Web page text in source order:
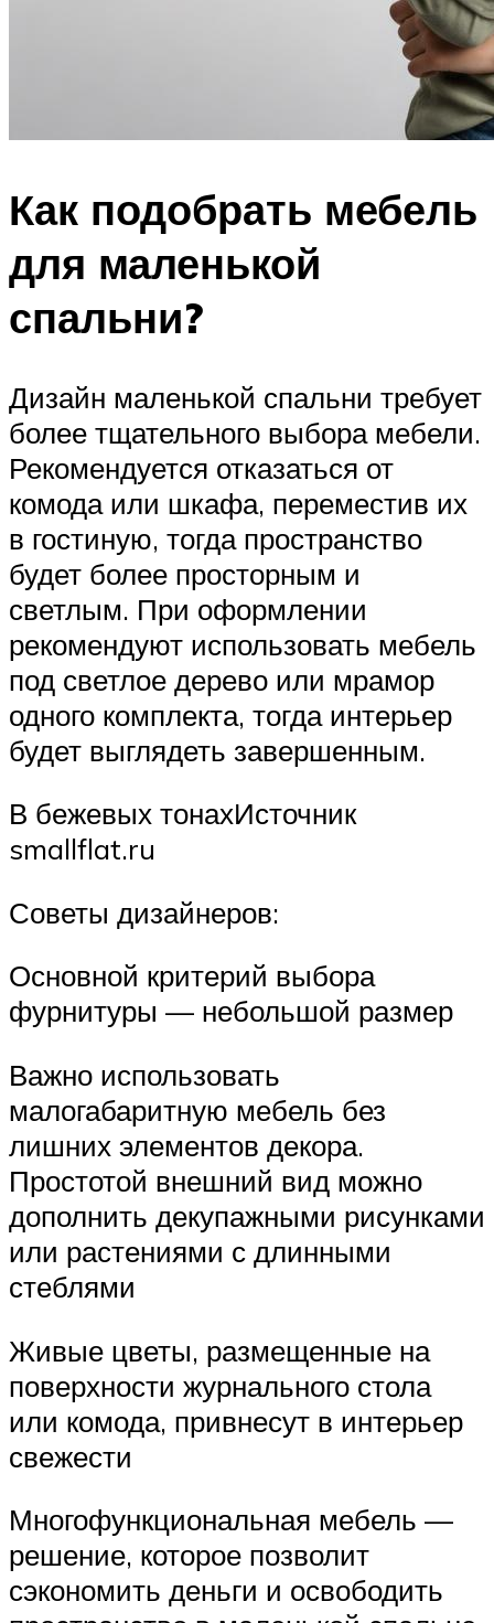
Как подобрать мебель
для маленькой
спальни?
Дизайн маленькой спальни требует
более тщательного выбора мебели.
Рекомендуется отказаться от
комода или шкафа, переместив их
в гостиную, тогда пространство
будет более просторным и
светлым. При оформлении
рекомендуют использовать мебель
под светлое дерево или мрамор
одного комплекта, тогда интерьер
будет выглядеть завершенным.
В бежевых тонахИсточник
smallflat.ru
Советы дизайнеров:
Основной критерий выбора
фурнитуры — небольшой размер
Важно использовать
малогабаритную мебель без
лишних элементов декора.
Простотой внешний вид можно
дополнить декупажными рисунками
или растениями с длинными
стеблями
Живые цветы, размещенные на
поверхности журнального стола
или комода, привнесут в интерьер
свежести
Многофункциональная мебель —
решение, которое позволит
сэкономить деньги и освободить